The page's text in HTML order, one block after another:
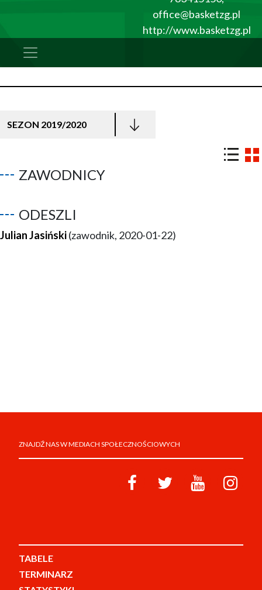
office@basketzg.pl
http://www.basketzg.pl
SEZON 2019/2020
ZAWODNICY
ODESZLI
Julian Jasiński(zawodnik, 2020-01-22)
ZNAJDŹ NAS W MEDIACH SPOŁECZNOŚCIOWYCH
TABELE
TERMINARZ